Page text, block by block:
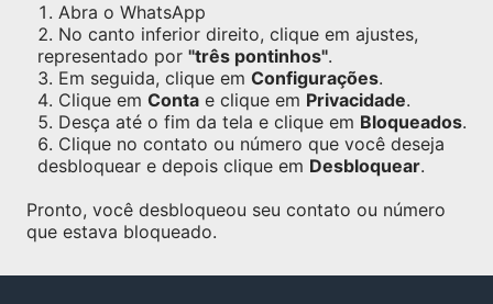
Abra o WhatsApp
No canto inferior direito, clique em ajustes,
representado por "três pontinhos".
Em seguida, clique em Configurações.
Clique em Conta e clique em Privacidade.
Desça até o fim da tela e clique em Bloqueados.
Clique no contato ou número que você deseja
desbloquear e depois clique em Desbloquear.
Pronto, você desbloqueou seu contato ou número
que estava bloqueado.